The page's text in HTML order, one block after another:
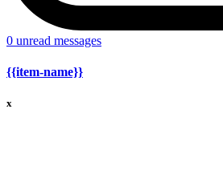
0 unread messages
{{item-name}}
x